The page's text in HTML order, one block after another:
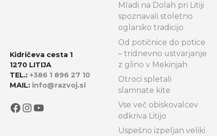
Kidričeva cesta 1
1270 LITIJA
TEL.: +386 1 896 27 10
MAIL: info@razvoj.si
Facebook InstagramYouTube
Mladi na Dolah pri Litiji
spoznavali stoletno
oglarsko tradicijo
Od potičnice do potice
– tridnevno ustvarjanje
z glino v Mekinjah
Otroci spletali
slamnate kite
Vse več obiskovalcev
odkriva Litijo
Uspešno izpeljan veliki